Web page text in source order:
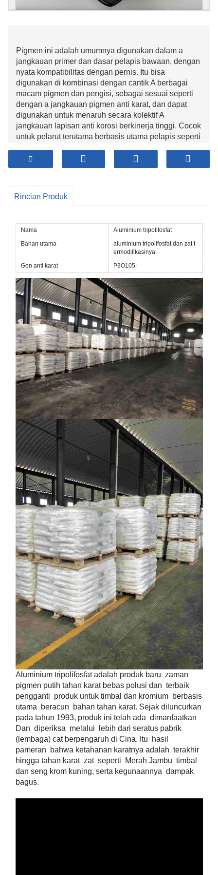
Pigmen ini adalah umumnya digunakan dalam a
jangkauan primer dan dasar pelapis bawaan, dengan
nyata kompatibilitas dengan pernis. Itu bisa
digunakan di kombinasi dengan cantik A berbagai
macam pigmen dan pengisi, sebagai sesuai seperti
dengan a jangkauan pigmen anti karat, dan dapat
digunakan untuk menaruh secara kolektif A
jangkauan lapisan anti korosi berkinerja tinggi. Cocok
untuk pelarut terutama berbasis utama pelapis seperti
epoksi, dan resin akrilik, serta sesuai sebagai lebih
besar dari beberapa lapisan resin yang larut dalam air
digunakan hingga kental berkumpul pelapis, pelapis
tahan karat dan pelapis aspal, seng makmur primer,
api pelapis tahan, panas pelapis tahan, dll.
Rincian Produk
Nama
Aluminium tripolifosfat
Bahan utama
aluminium tripolifosfat dan zat t
ermodifikasinya.
Gen anti karat
P3O105-
Aluminium tripolifosfat adalah produk baru zaman
pigmen putih tahan karat bebas polusi dan terbaik
pengganti produk untuk timbal dan kromium berbasis
utama
beracun
bahan tahan karat. Sejak diluncurkan
pada tahun 1993, produk ini telah ada dimanfaatkan
Dan diperiksa melalui
lebih dari seratus pabrik
(lembaga) cat berpengaruh di Cina. Itu
hasil
pameran
bahwa ketahanan karatnya adalah terakhir
hingga tahan karat zat seperti Merah Jambu timbal
dan seng krom kuning, serta kegunaannya dampak
bagus.